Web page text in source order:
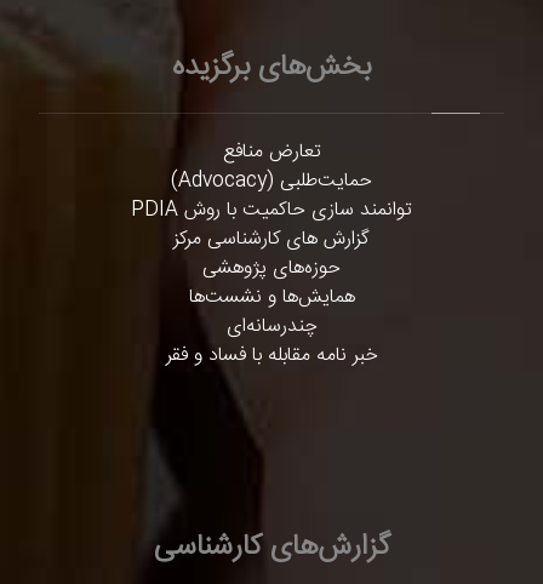
بخش‌های برگزیده
تعارض منافع
حمایت‌طلبی (Advocacy)
توانمند سازی حاکمیت با روش PDIA
گزارش های کارشناسی مرکز
حوزه‌های پژوهشی
همایش‌ها و نشست‌ها
چندرسانه‌ای
خبر نامه مقابله با فساد و فقر
گزارش‌های کارشناسی